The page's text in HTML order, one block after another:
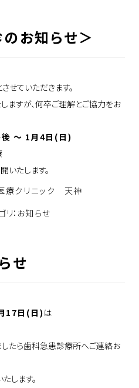
お知らせ＞
せていただきます。
ますが、何卒ご理解とご協力をお
～ 1月4日(日)
たします。
療クリニック 天神
リ： お知らせ
せ
17日(日) は
したら歯科急患診療所へご連絡お
たします。